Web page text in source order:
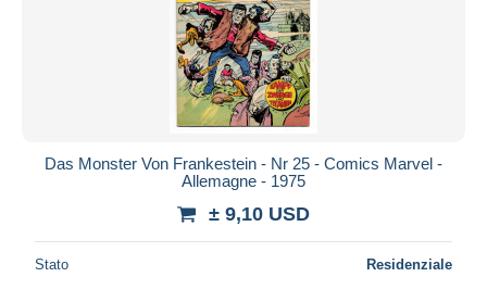
Das Monster Von Frankestein - Nr 25 - Comics Marvel -
Allemagne - 1975
± 9,10 USD
Stato Residenziale